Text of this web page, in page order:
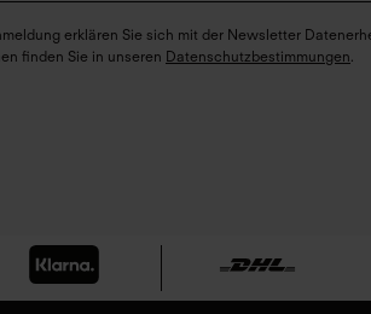
erklären Sie sich mit der Newsletter
finden Sie in unseren Datenschutzbestimmungen.